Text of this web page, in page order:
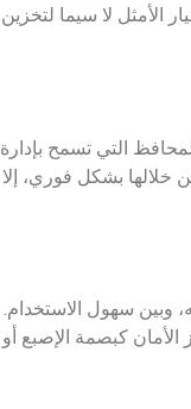
الأمثل لا سيما لتخزين
التي تسمح بإدارة
خلالها بشكل فوري، إلا
وبين سهول الاستخدام.
كبصمة الإصبع أو